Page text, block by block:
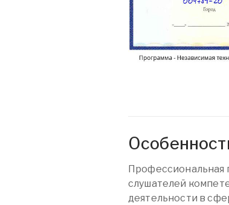
Профессиональная
слушателей
деятельности в